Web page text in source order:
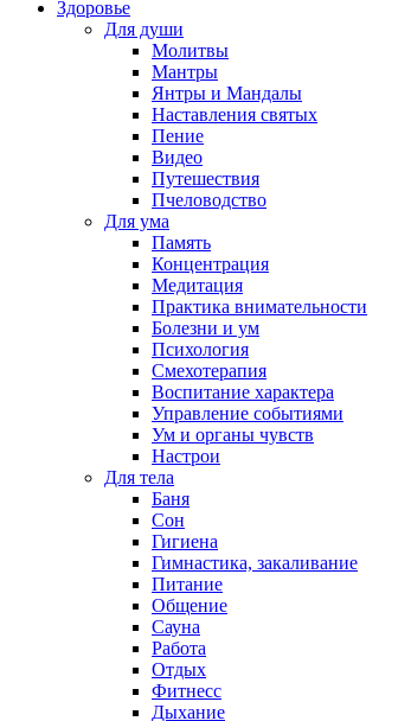
Здоровье
Для души
Молитвы
Мантры
Янтры и Мандалы
Наставления святых
Пение
Видео
Путешествия
Пчеловодство
Для ума
Память
Концентрация
Медитация
Практика внимательности
Болезни и ум
Психология
Смехотерапия
Воспитание характера
Управление событиями
Ум и органы чувств
Настрои
Для тела
Баня
Сон
Гигиена
Гимнастика, закаливание
Питание
Общение
Сауна
Работа
Отдых
Фитнесс
Дыхание